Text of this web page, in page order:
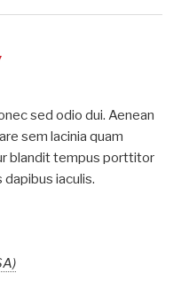
sed odio dui. Aenean
sem lacinia quam
blandit tempus porttitor
dapibus iaculis.